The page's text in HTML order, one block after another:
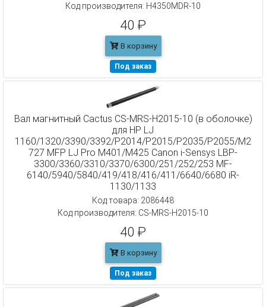
Код производителя: H4350MDR-10
40 ₽
В корзину
Под заказ
Вал магнитный Cactus CS-MRS-H2015-10 (в оболочке)
для HP LJ
1160/1320/3390/3392/P2014/P2015/P2035/P2055/M2
727 MFP LJ Pro M401/M425 Canon i-Sensys LBP-
3300/3360/3310/3370/6300/251/252/253 MF-
6140/5940/5840/419/418/416/411/6640/6680 iR-
1130/1133
Код товара: 2086448
Код производителя: CS-MRS-H2015-10
40 ₽
В корзину
Под заказ